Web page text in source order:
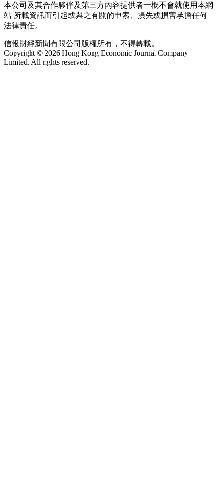
本公司及其合作夥伴及第三方內容提供者一概不會就使用本網
站 所載資訊而引起或與之有關的申索、損失或損害承擔任何
法律責任。
信報財經新聞有限公司版權所有，不得轉載。
Copyright © 2026 Hong Kong Economic Journal Company
Limited. All rights reserved.